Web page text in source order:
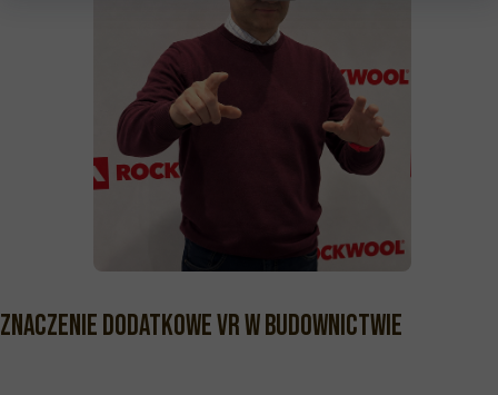
Znaczenie dodatkowe VR w budownictwie